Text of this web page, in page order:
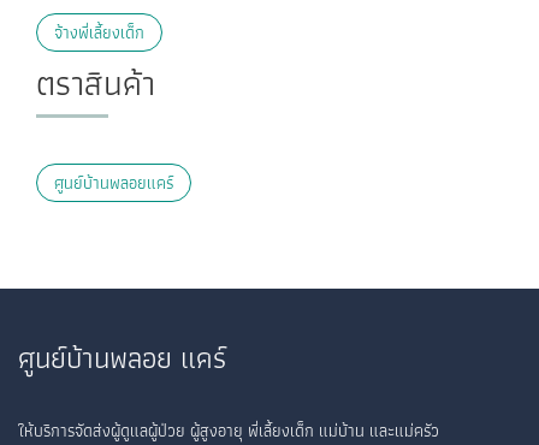
จ้างพี่เลี้ยงเด็ก
ตราสินค้า
ศูนย์บ้านพลอยแคร์
ศูนย์บ้านพลอย แคร์
ให้บริการจัดส่งผู้ดูแลผู้ป่วย ผู้สูงอายุ พี่เลี้ยงเด็ก แม่บ้าน และแม่ครัว